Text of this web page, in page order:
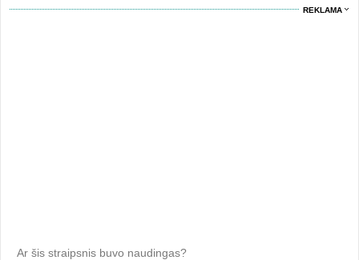
REKLAMA
Ar šis straipsnis buvo naudingas?